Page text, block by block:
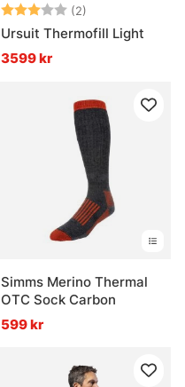
Betyg: (2)
Ursuit Thermofill Light
3599 kr
Simms Merino Thermal
OTC Sock Carbon
599 kr